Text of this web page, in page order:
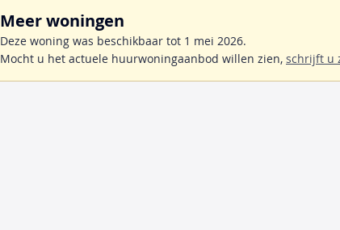
Meer woningen
Deze woning was beschikbaar tot 1 mei 2026.
Mocht u het actuele huurwoningaanbod willen zien, schrijft u